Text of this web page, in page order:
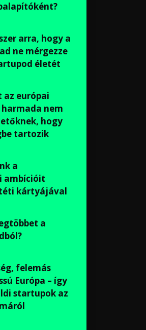
arra, hogy a
ne mérgezze
életét
az európai
nem
hogy
tartozik
a
ambícióit
kártyájával
a
felemás
Európa – így
startupok az